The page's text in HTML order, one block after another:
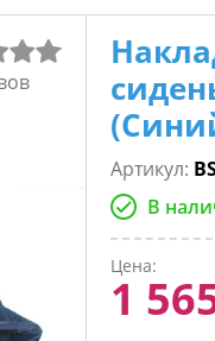
Артикул:
В
Цена:
1